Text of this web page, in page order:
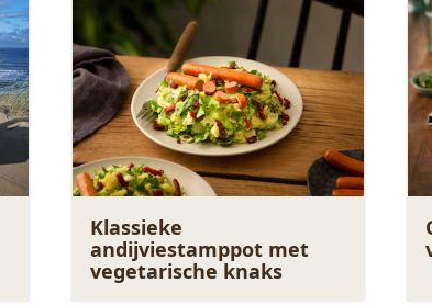
Klassieke
andijviestamppot met
vegetarische knaks